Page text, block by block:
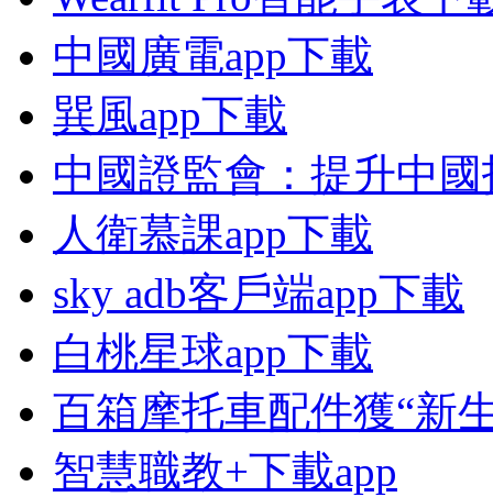
中國廣電app下載
巽風app下載
中國證監會：提升中
人衛慕課app下載
sky adb客戶端app下載
白桃星球app下載
百箱摩托車配件獲“新
智慧職教+下載app